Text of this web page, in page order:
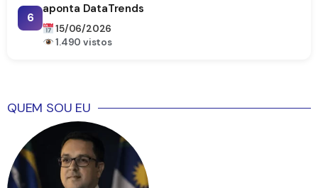
6
aponta DataTrends
15/06/2026
1.490 vistos
QUEM SOU EU